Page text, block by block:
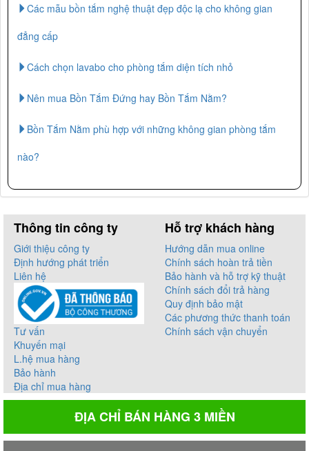
Các mẫu bồn tắm nghệ thuật đẹp độc lạ cho không gian
đẳng cấp
Cách chọn lavabo cho phòng tắm diện tích nhỏ
Nên mua Bồn Tắm Đứng hay Bồn Tắm Nằm?
Bồn Tắm Nằm phù hợp với những không gian phòng tắm
nào?
Thông tin công ty
Giới thiệu công ty
Định hướng phát triển
Liên hệ
Tư vấn
Khuyến mại
L.hệ mua hàng
Bảo hành
Địa chỉ mua hàng
Hỗ trợ khách hàng
Hướng dẫn mua online
Chính sách hoàn trả tiền
Bảo hành và hỗ trợ kỹ thuật
Chính sách đổi trả hàng
Quy định bảo mật
Các phương thức thanh toán
Chính sách vận chuyển
ĐỊA CHỈ BÁN HÀNG 3 MIỀN